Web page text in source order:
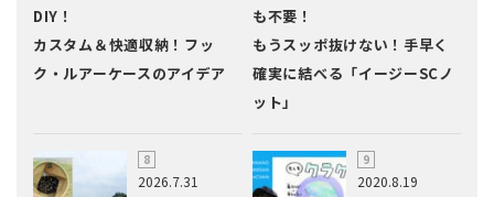
DIY！
カスタム＆快適収納！フッ
ク・ルアーケースのアイデア
も不要！
もうスッポ抜けない！手早く
確実に結べる「イージーSCノ
ット」
2026.7.31 2020.8.19